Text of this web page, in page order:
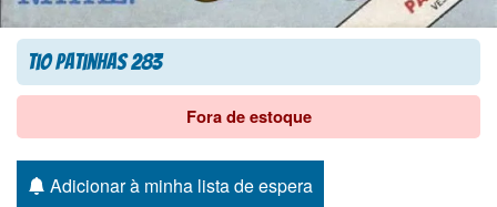
Tio Patinhas 283
Fora de estoque
Adicionar à minha lista de espera